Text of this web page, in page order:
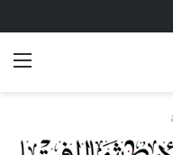
لنعيش بلا خوف